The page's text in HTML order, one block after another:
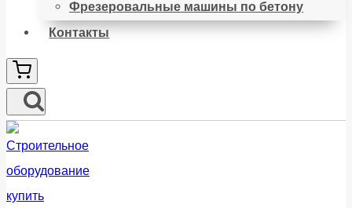
Фрезеровальные машины по бетону
Контакты